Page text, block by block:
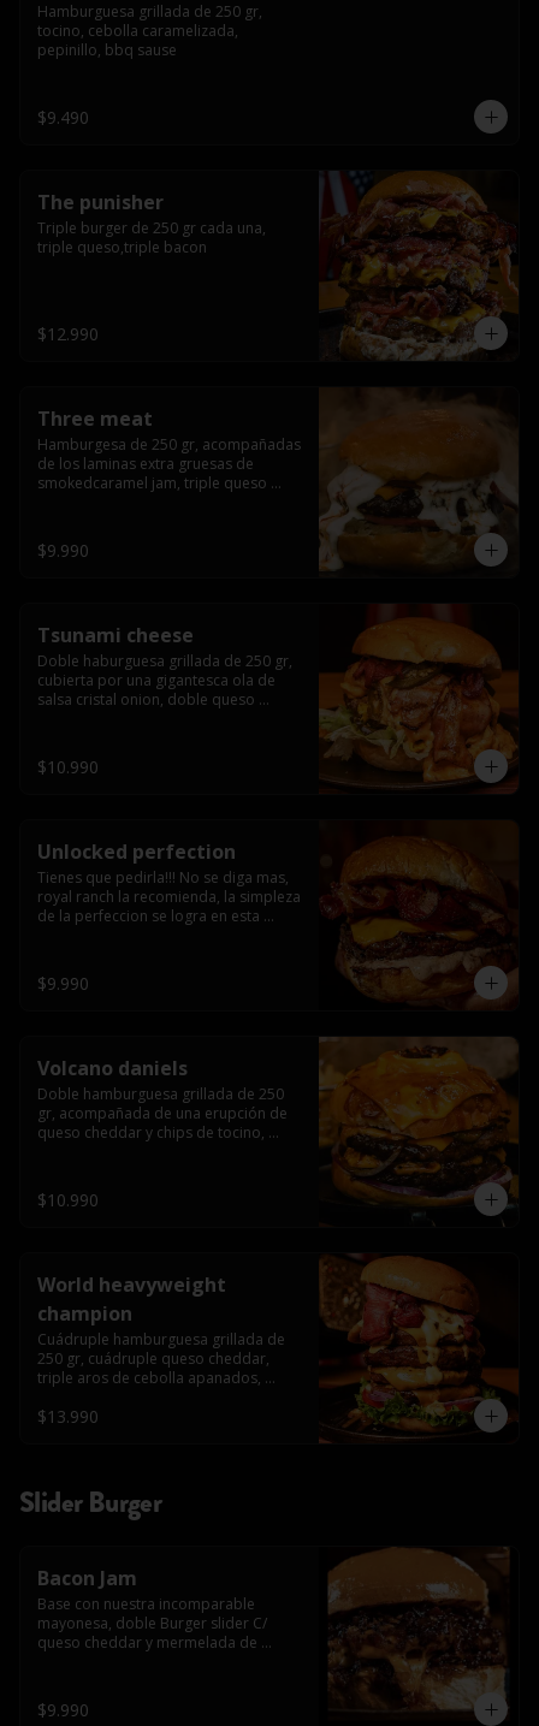
Hamburguesa grillada de 250 gr,
tocino, cebolla caramelizada,
pepinillo, bbq sause
$9.490
The punisher
Triple burger de 250 gr cada una,
triple queso,triple bacon
$12.990
Three meat
Hamburgesa de 250 gr, acompañadas
de los laminas extra gruesas de
smokedcaramel jam, triple queso
$9.990
Tsunami cheese
Doble haburguesa grillada de 250 gr,
cubierta por una gigantesca ola de
salsa cristal onion, doble queso
grill y los mas ricos jalapeños
jalapeños de todo texas.
$10.990
Unlocked perfection
Tienes que pedirla!!! No se diga mas,
royal ranch la recomienda, la simpleza
de la perfeccion se logra en esta
bacon secret sause, y tocino (se
recomienda con coccion 3/4).
$9.990
Volcano daniels
Doble hamburguesa grillada de 250
gr, acompañada de una erupción de
queso cheddar y chips de tocino,
americanos todo esto bañado en la
mejor salsa jack daniels al mas puro
$10.990
World heavyweight
champion
Cuádruple hamburguesa grillada de
250 gr, cuádruple queso cheddar,
triple aros de cebolla apanados,
morada, pepinillo, chedar sause y los
$13.990
Slider Burger
Bacon Jam
Base con nuestra incomparable
mayonesa, doble Burger slider C/
queso cheddar y mermelada de
$9.990